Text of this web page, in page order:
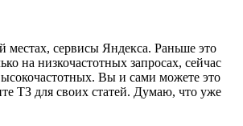
местах, сервисы Яндекса. Раньше это
на низкочастотных запросах, сейчас
Вы и сами можете это
ТЗ для своих статей. Думаю, что уже